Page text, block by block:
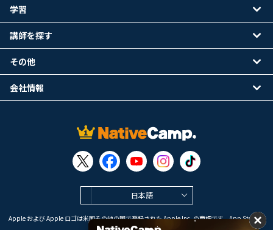
日本語
Apple および Apple ロゴは米国その他の国で登録された Apple Inc. の商標です。App Store は
Apple Inc. のサービスマークです。
学習
講師を探す
その他
会社情報